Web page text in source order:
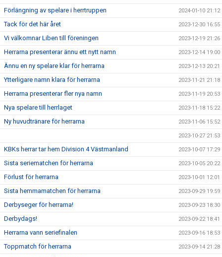
Förlängning av spelare i herrtruppen 2024-01-10 21:12
Tack för det här året 2023-12-30 16:55
Vi välkomnar Liben till föreningen 2023-12-19 21:26
Herrarna presenterar ännu ett nytt namn 2023-12-14 19:00
Ännu en ny spelare klar för herrarna 2023-12-13 20:21
Ytterligare namn klara för herrarna 2023-11-21 21:18
Herrarna presenterar fler nya namn 2023-11-19 20:53
Nya spelare till herrlaget 2023-11-18 15:22
Ny huvudtränare för herrarna 2023-11-06 15:52
2023-10-27 21:53
KBKs herrar tar hem Division 4 Västmanland 2023-10-07 17:29
Sista seriematchen för herrarna 2023-10-05 20:22
Förlust för herrarna 2023-10-01 12:01
Sista hemmamatchen för herrarna 2023-09-29 19:59
Derbyseger för herrarna! 2023-09-23 18:30
Derbydags! 2023-09-22 18:41
Herrarna vann seriefinalen 2023-09-16 18:53
Toppmatch för herrarna 2023-09-14 21:28